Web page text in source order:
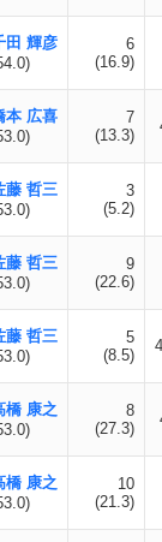
田 輝彦
6
(16.9)
本 広喜
7
(13.3)
藤 哲三
3
(5.2)
藤 哲三
9
(22.6)
藤 哲三
5
(8.5)
橋 康之
8
(27.3)
橋 康之
10
(21.3)